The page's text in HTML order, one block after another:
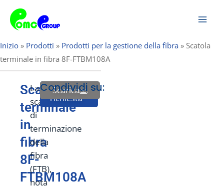
contenuto
Inizio » Prodotti » Prodotti per la gestione della fibra » Scatola
terminale in fibra 8F-FTBM108A
Scatola
terminale
in
fibra
8F-
FTBM108A
La
scatola
di
terminazione
della
fibra
(FTB),
nota
Invia
richiesta
Scarica
Condividi su: